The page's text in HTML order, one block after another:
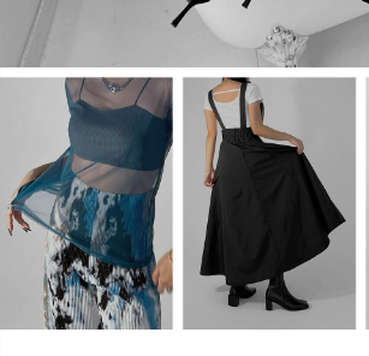
在庫なし商品
表示する